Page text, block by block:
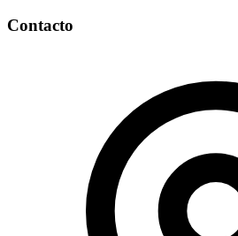
Contacto